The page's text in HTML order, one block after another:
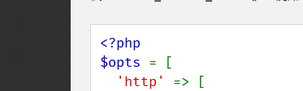
<?php
$opts = [
'http' => [